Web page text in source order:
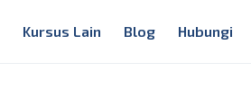
Kursus Lain Blog Hubungi